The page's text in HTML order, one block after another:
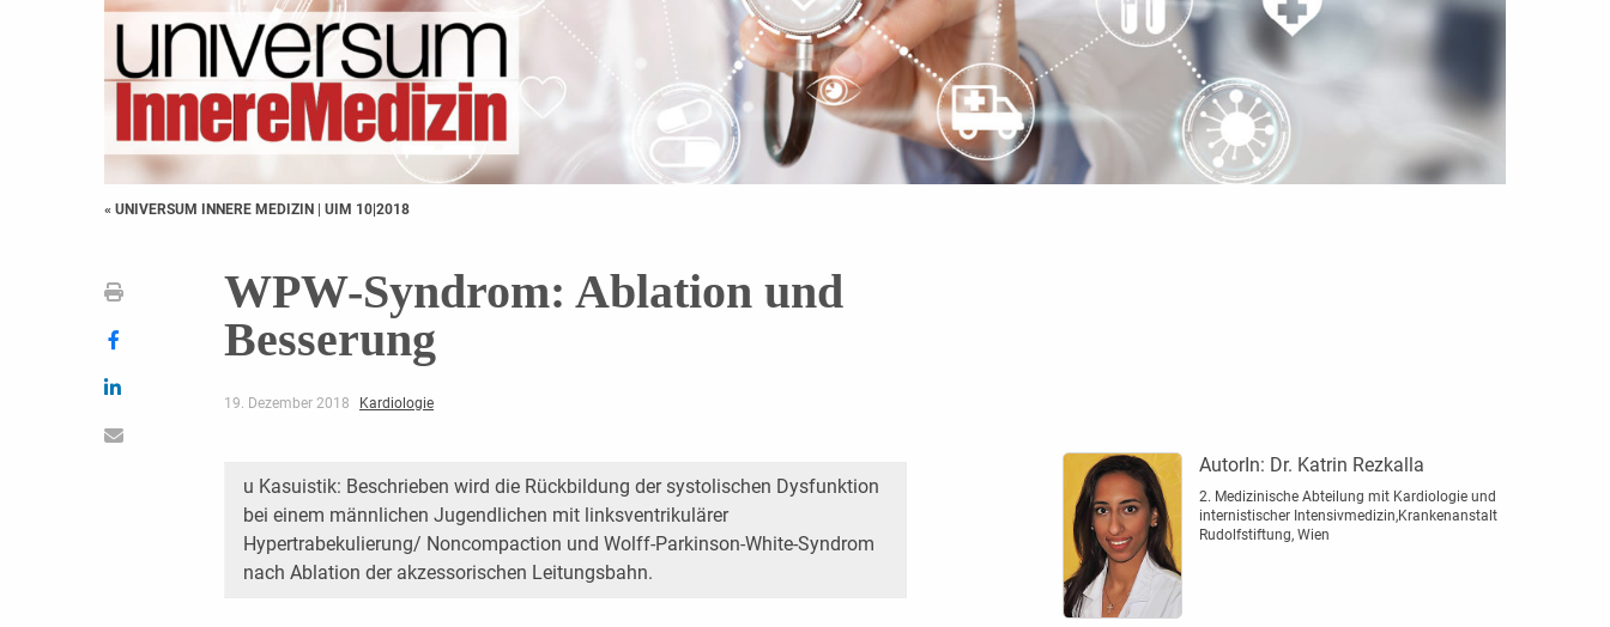
« UNIVERSUM INNERE MEDIZIN | UIM 10|2018
WPW-Syndrom: Ablation und
Besserung
19. Dezember 2018 Kardiologie
u Kasuistik: Beschrieben wird die Rückbildung der systolischen Dysfunktion
bei einem männlichen Jugendlichen mit linksventrikulärer
Hypertrabekulierung/ Noncompaction und Wolff-Parkinson-White-Syndrom
nach Ablation der akzessorischen Leitungsbahn.
AutorIn: Dr. Katrin Rezkalla
2. Medizinische Abteilung mit Kardiologie und
internistischer Intensivmedizin,Krankenanstalt
Rudolfstiftung, Wien